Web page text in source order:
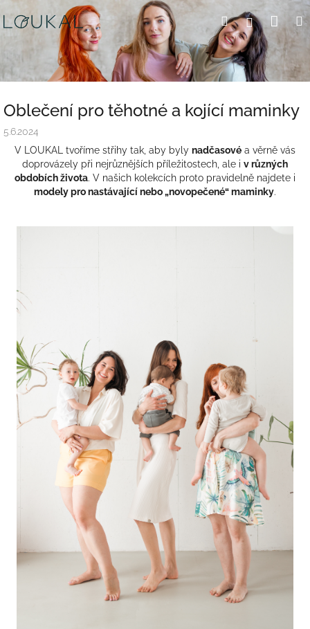
obsah
HledatPřihlášení
Oblečení pro těhotné a kojící maminky
5.6.2024
V LOUKAL tvoříme střihy tak, aby byly nadčasové a věrně vás
doprovázely při nejrůznějších příležitostech, ale i v různých
obdobích života. V našich kolekcích proto pravidelně najdete i
modely pro nastávající nebo „novopečené“ maminky.